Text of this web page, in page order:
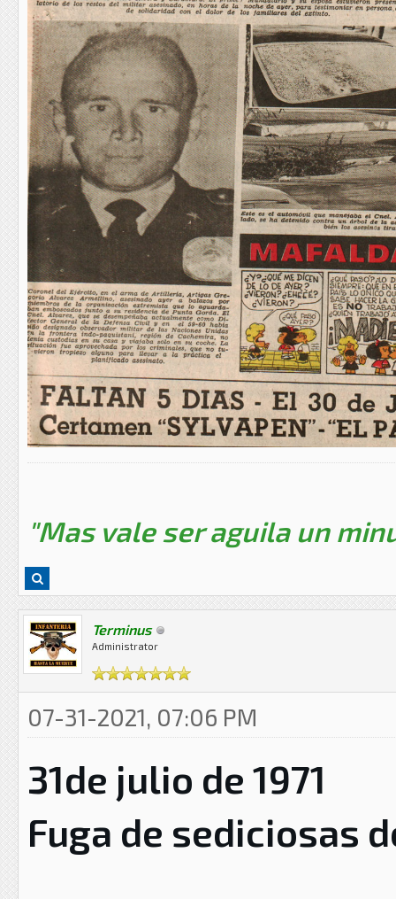
"Mas vale ser aguila un
Terminus
Administrator
07-31-2021, 07:06 PM
31de julio de 1971
Fuga de sediciosas